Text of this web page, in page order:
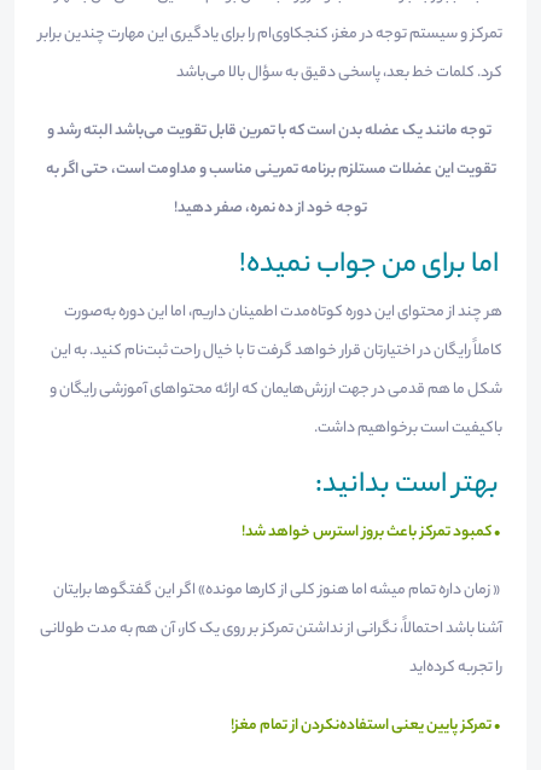
تمرکز و سیستم توجه در مغز، کنجکاوی‌ام را برای یادگیری این مهارت چندین برابر
کرد. کلمات خط بعد، پاسخی دقیق به سؤال بالا می‌باشد
توجه مانند یک عضله بدن است که با تمرین قابل تقویت می‌باشد البته رشد و
تقویت این عضلات مستلزم برنامه تمرینی مناسب و مداومت است، حتی اگر به
توجه خود از ده نمره، صفر دهید!
اما برای من جواب نمیده!
هر چند از محتوای این دوره کوتاه‌مدت اطمینان داریم، اما این دوره به‌صورت
کاملاً رایگان در اختیارتان قرار خواهد گرفت تا با خیال راحت ثبت‌نام کنید. به این
شکل ما هم قدمی در جهت ارزش‌هایمان که ارائه محتواهای آموزشی رایگان و
باکیفیت است برخواهیم داشت.
بهتر است بدانید:
• کمبود تمرکز باعث بروز استرس خواهد شد!
« زمان داره تمام میشه اما هنوز کلی از کارها مونده» اگر این گفتگوها برایتان
آشنا باشد احتمالاً، نگرانی از نداشتن تمرکز بر روی یک کار، آن هم به مدت طولانی
را تجربه کرده‌اید
• تمرکز پایین یعنی استفاده‌نکردن از تمام مغز!